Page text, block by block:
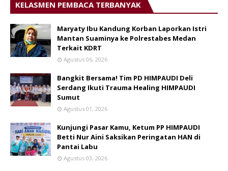
KELASMEN PEMBACA TERBANYAK
Maryaty Ibu Kandung Korban Laporkan Istri
Mantan Suaminya ke Polrestabes Medan
Terkait KDRT
Agustus 06, 2026
Bangkit Bersama! Tim PD HIMPAUDI Deli
Serdang Ikuti Trauma Healing HIMPAUDI
Sumut
Agustus 01, 2026
Kunjungi Pasar Kamu, Ketum PP HIMPAUDI
Betti Nur Aini Saksikan Peringatan HAN di
Pantai Labu
Agustus 03, 2026